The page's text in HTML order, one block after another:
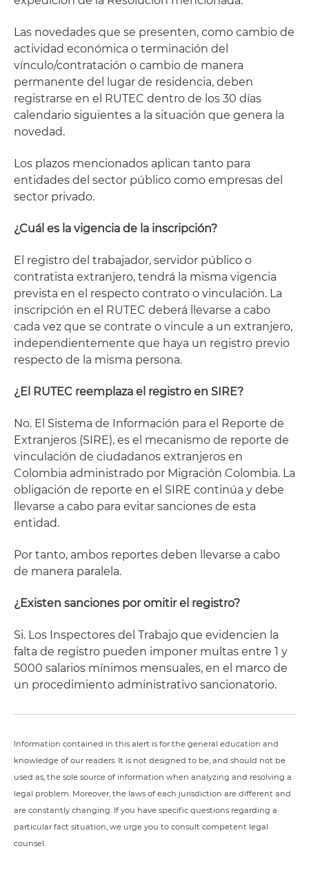
Las novedades que se presenten, como cambio de
actividad económica o terminación del
vínculo/contratación o cambio de manera
permanente del lugar de residencia, deben
registrarse en el RUTEC dentro de los 30 días
calendario siguientes a la situación que genera la
novedad.
Los plazos mencionados aplican tanto para
entidades del sector público como empresas del
sector privado.
¿Cuál es la vigencia de la inscripción?
El registro del trabajador, servidor público o
contratista extranjero, tendrá la misma vigencia
prevista en el respecto contrato o vinculación. La
inscripción en el RUTEC deberá llevarse a cabo
cada vez que se contrate o vincule a un extranjero,
independientemente que haya un registro previo
respecto de la misma persona.
¿El RUTEC reemplaza el registro en SIRE?
No. El Sistema de Información para el Reporte de
Extranjeros (SIRE), es el mecanismo de reporte de
vinculación de ciudadanos extranjeros en
Colombia administrado por Migración Colombia. La
obligación de reporte en el SIRE continúa y debe
llevarse a cabo para evitar sanciones de esta
entidad.
Por tanto, ambos reportes deben llevarse a cabo
de manera paralela.
¿Existen sanciones por omitir el registro?
Si. Los Inspectores del Trabajo que evidencien la
falta de registro pueden imponer multas entre 1 y
5000 salarios mínimos mensuales, en el marco de
un procedimiento administrativo sancionatorio.
Information contained in this alert is for the general education and
knowledge of our readers. It is not designed to be, and should not be
used as, the sole source of information when analyzing and resolving a
legal problem. Moreover, the laws of each jurisdiction are different and
are constantly changing. If you have specific questions regarding a
particular fact situation, we urge you to consult competent legal
counsel.